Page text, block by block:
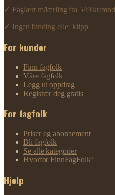
✓ Faglært m/lærling fra 549 kr/mnd
✓ Ingen binding eller klipp
For kunder
Finn fagfolk
Våre fagfolk
Legg ut oppdrag
Registrer deg gratis
For fagfolk
Priser og abonnement
Bli fagfolk
Se alle kategorier
Hvorfor FinnFagFolk?
Hjelp